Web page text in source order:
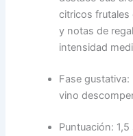
citricos frutales
y notas de
intensidad
Fase gustativa:
vino
Puntuación: